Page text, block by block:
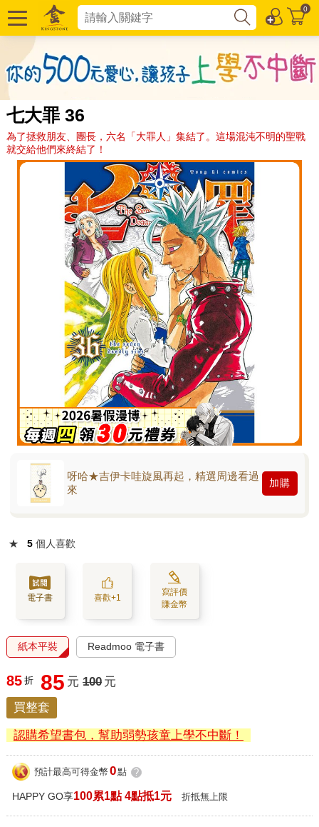
0
七大罪 36
為了拯救朋友、團長，六名「大罪人」集結了。這場混沌不明的聖戰
就交給他們來終結了！
呀哈★吉伊卡哇旋風再起，精選周邊看過
來
加購
★ 5 個人喜歡
電子書 喜歡+1
寫評價
賺金幣
紙本平裝 Readmoo 電子書
85 折 85 元 100 元
買整套
認購希望書包，幫助弱勢孩童上學不中斷！
預計最高可得金幣 0點 ?
HAPPY GO享100累1點 4點抵1元 折抵無上限